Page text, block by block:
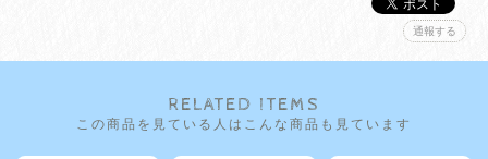
通報する
RELATED ITEMS
この商品を見ている人はこんな商品も見ています